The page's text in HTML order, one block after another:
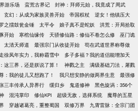
游乐场 蛮荒古界记
封神：拜师元始，我竟成了周武
玄幻：从成为家族灵兽开始 帝国权杖
逆女！他镇压大
之擂鼓瓮金锤 太平令 娘子真不是蛇妖
洪荒：开局拾取
开始 寒棺仙缘传 天骄修仙路：修仙不卷怎么修
巫门诡
太清天师道 最强宗门从收徒开始
苟在武道世界称尊做
徐凤年实力，我称霸雪中
多子多福？我的道侣能增加天
这三界，还是朕说了算！ 神戮之主
满级基础刀法，屠戮
：我的徒儿又想跑了！ 我只想安静的做两界生意
最强修
三丰传承人异界行 缓归乡 鬼道修神
黑色旋涡：356个
混沌掌印 修仙KPI 超级无敌，选择系统
魔尊的五星
穿越诸葛亮，重整蜀国 双修万界
九霄雷脉：全宗门团